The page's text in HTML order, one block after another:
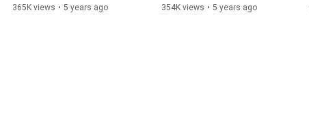
365K views • 5 years ago 354K views • 5 years ago